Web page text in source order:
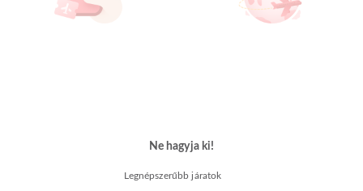
Ne hagyja ki!
Legnépszerűbb járatok